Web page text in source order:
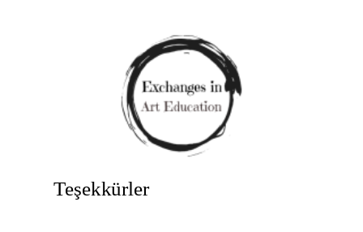
Teşekkürler